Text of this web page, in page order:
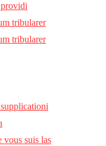
tribularer
tribularer
vous suis las